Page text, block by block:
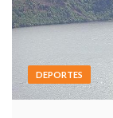
DEPORTES